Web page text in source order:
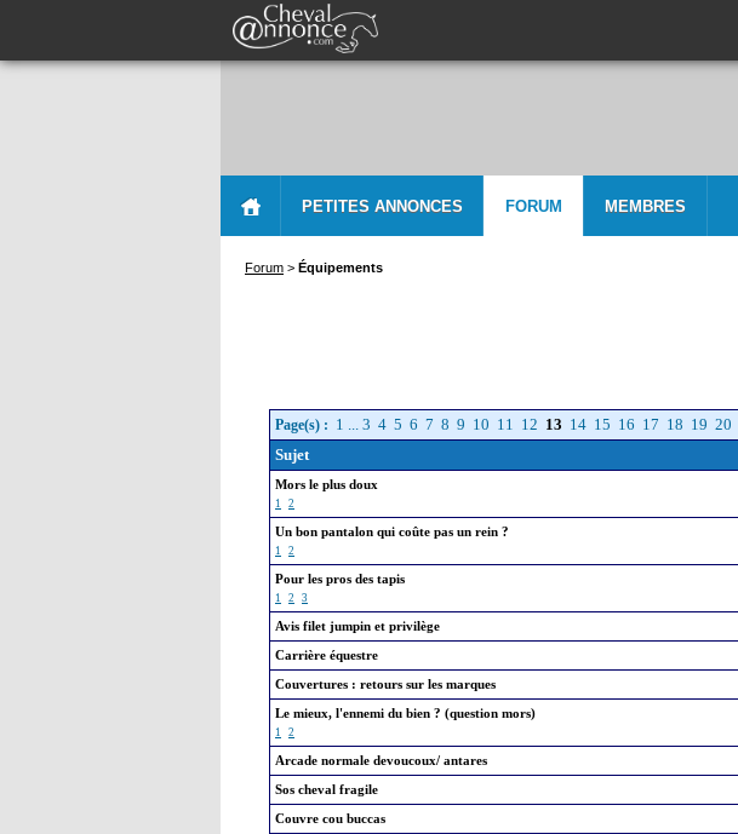
PETITES ANNONCES FORUM MEMBRES
Forum > Équipements
Page(s) : 1 ... 3 4 5 6 7 8 9 10 11 12 13 14 15 16 17 18 19 20
Sujet
Mors le plus doux
1 2
Un bon pantalon qui coûte pas un rein ?
1 2
Pour les pros des tapis
1 2 3
Avis filet jumpin et privilège
Carrière équestre
Couvertures : retours sur les marques
Le mieux, l'ennemi du bien ? (question mors)
1 2
Arcade normale devoucoux/ antares
Sos cheval fragile
Couvre cou buccas